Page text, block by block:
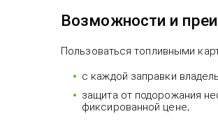
Возможности и
Пользоваться топливными
с каждой заправки
защита от подорожания
фиксированной цене;